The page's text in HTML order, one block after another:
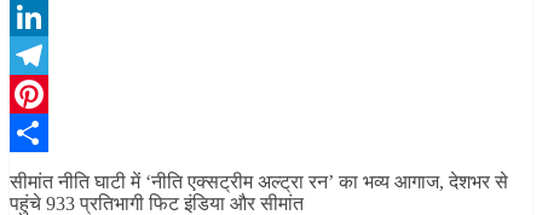
WhatsApp
LinkedIn
Telegram
Pinterest
Share
सीमांत नीति घाटी में ‘नीति एक्सट्रीम अल्ट्रा रन’ का भव्य आगाज, देशभर से
पहुंचे 933 प्रतिभागी फिट इंडिया और सीमांत